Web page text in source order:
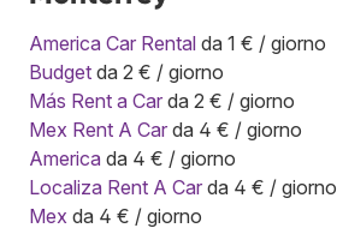
America Car Rental da 1 € / giorno
Budget da 2 € / giorno
Más Rent a Car da 2 € / giorno
Mex Rent A Car da 4 € / giorno
America da 4 € / giorno
Localiza Rent A Car da 4 € / giorno
Mex da 4 € / giorno